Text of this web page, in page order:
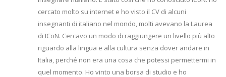
cercato molto su internet e ho visto il CV di alcuni
insegnanti di italiano nel mondo, molti avevano la Laurea
di ICoN. Cercavo un modo di raggiungere un livello più alto
riguardo alla lingua e alla cultura senza dover andare in
Italia, perché non era una cosa che potessi permettermi in
quel momento. Ho vinto una borsa di studio e ho